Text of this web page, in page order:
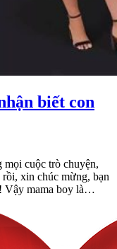
biết con
mọi cuộc trò chuyện,
xin chúc mừng, bạn
Vậy mama boy là…